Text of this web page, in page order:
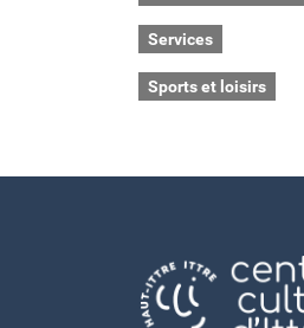
Services
Sports et loisirs